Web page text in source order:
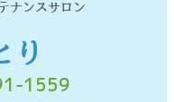
ナンスサロン
り
1559